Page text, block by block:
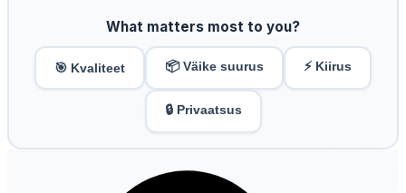
What matters most to you?
🎯 Kvaliteet 📦 Väike suurus ⚡ Kiirus
🔒 Privaatsus